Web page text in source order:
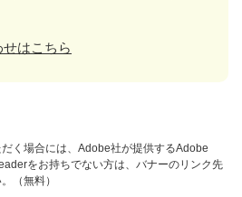
はこちら
く場合には、Adobe社が提供するAdobe
をお持ちでない方は、バナーのリンク先
（無料）